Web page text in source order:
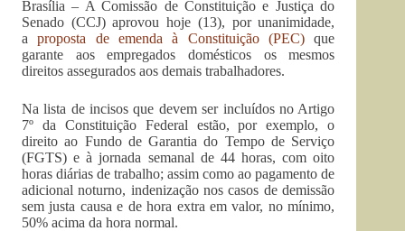
Brasília – A Comissão de Constituição e Justiça do
Senado (CCJ) aprovou hoje (13), por unanimidade,
aproposta de emenda à Constituição (PEC)que
garante aos empregados domésticos os mesmos
direitos assegurados aos demais trabalhadores.
Na lista de incisos que devem ser incluídos no Artigo
7º da Constituição Federal estão, por exemplo, o
direito ao Fundo de Garantia do Tempo de Serviço
(FGTS) e à jornada semanal de 44 horas, com oito
horas diárias de trabalho; assim como ao pagamento de
adicional noturno, indenização nos casos de demissão
sem justa causa e de hora extra em valor, no mínimo,
50% acima da hora normal.